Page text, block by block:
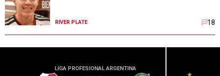
RIVER PLATE 18
LIGA PROFESIONAL ARGENTINA